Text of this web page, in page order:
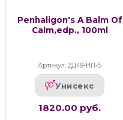
Penhaligon's A Balm Of
Calm,edp., 100ml
Артикул: 2Д49-НП-5
Унисекс
1820.00 руб.